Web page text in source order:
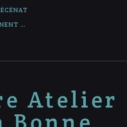
…
Atelier